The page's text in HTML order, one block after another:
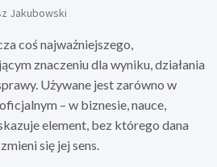
Jakubowski
coś najważniejszego,
znaczeniu dla wyniku, działania
Używane jest zarówno w
– w biznesie, nauce,
element, bez którego dana
się jej sens.